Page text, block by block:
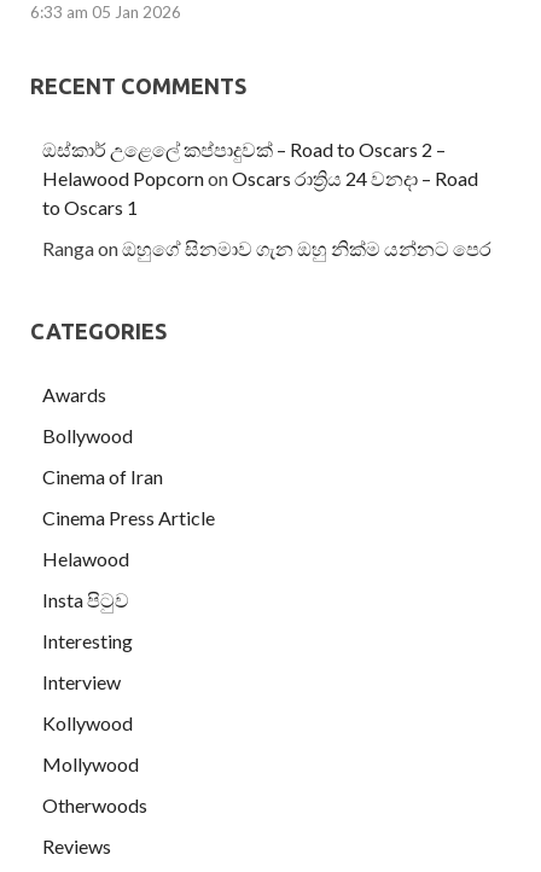
6:33 am 05 Jan 2026
RECENT COMMENTS
ඔස්කාර් උළෙලේ කප්පාදුවක් – Road to Oscars 2 –
Helawood PopcornonOscars රාත්‍රිය 24 වනදා – Road
to Oscars 1
Rangaonඔහුගේ සිනමාව ගැන ඔහු නික්ම යන්නට පෙර
CATEGORIES
Awards
Bollywood
Cinema of Iran
Cinema Press Article
Helawood
Insta පිටුව
Interesting
Interview
Kollywood
Mollywood
Otherwoods
Reviews